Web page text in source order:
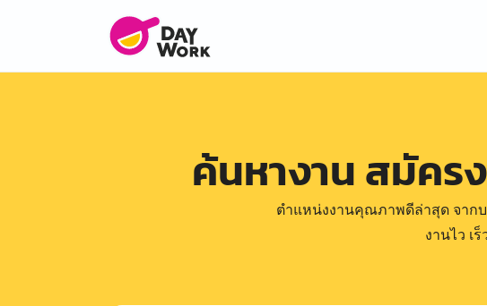
ค้นหางาน สมัคร
ตำแหน่งงานคุณภาพดีล่าสุด จาก
งานไว เ